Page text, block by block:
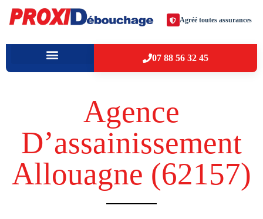
Agréé toutes assurances
07 88 56 32 45
Agence
D’assainissement
Allouagne (62157​)